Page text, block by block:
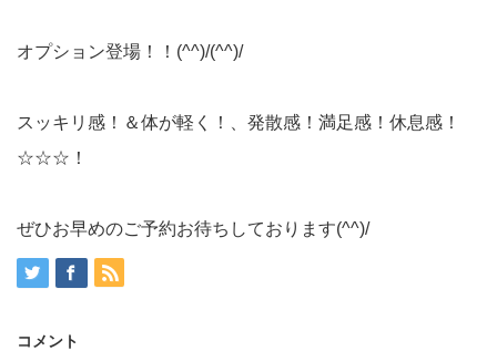
オプション登場！！(^^)/(^^)/
スッキリ感！＆体が軽く！、発散感！満足感！休息感！
☆☆☆！
ぜひお早めのご予約お待ちしております(^^)/
コメント